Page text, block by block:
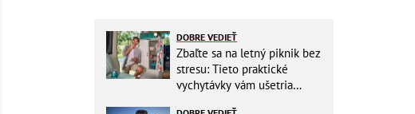
DOBRE VEDIEŤ
Zbaľte sa na letný piknik bez
stresu: Tieto praktické
vychytávky vám ušetria